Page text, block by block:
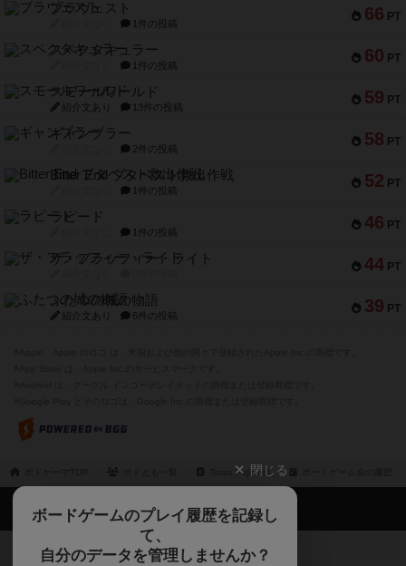
66 PT
ブラヴェスト
1件の投稿
60 PT
スペクタキュラー
1件の投稿
59 PT
スモールワールド
紹介文あり 13件の投稿
58 PT
ギャンブラー
2件の投稿
52 PT
Bitter End ブタペスト救出作戦
1件の投稿
46 PT
ラピード
1件の投稿
44 PT
ザ・フラッフィー・ライト
39 PT
ふたつの城の物語
紹介文あり 6件の投稿
Torao Fujimoto閉じる
ボードゲームのプレイ履歴を記録し
て、
自分のデータを管理しませんか？
ボドゲーマTOP
ボードゲームを検索する